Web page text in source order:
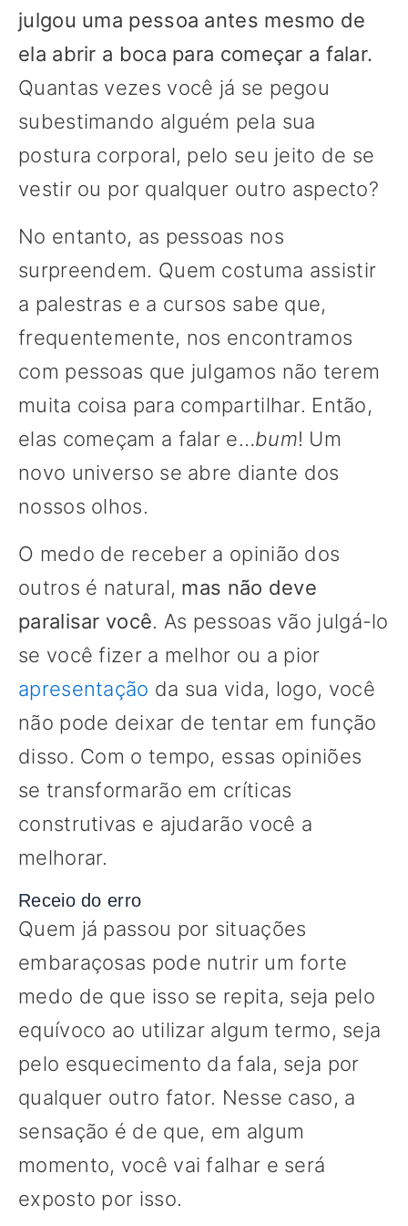
julgou uma pessoa antes mesmo de
ela abrir a boca para começar a falar.
Quantas vezes você já se pegou
subestimando alguém pela sua
postura corporal, pelo seu jeito de se
vestir ou por qualquer outro aspecto?
No entanto, as pessoas nos
surpreendem. Quem costuma assistir
a palestras e a cursos sabe que,
frequentemente, nos encontramos
com pessoas que julgamos não terem
muita coisa para compartilhar. Então,
elas começam a falar e…bum! Um
novo universo se abre diante dos
nossos olhos.
O medo de receber a opinião dos
outros é natural, mas não deve
paralisar você. As pessoas vão julgá-lo
se você fizer a melhor ou a pior
apresentação da sua vida, logo, você
não pode deixar de tentar em função
disso. Com o tempo, essas opiniões
se transformarão em críticas
construtivas e ajudarão você a
melhorar.
Receio do erro
Quem já passou por situações
embaraçosas pode nutrir um forte
medo de que isso se repita, seja pelo
equívoco ao utilizar algum termo, seja
pelo esquecimento da fala, seja por
qualquer outro fator. Nesse caso, a
sensação é de que, em algum
momento, você vai falhar e será
exposto por isso.